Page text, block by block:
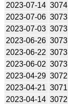
2023-07-14 3074
2023-07-06 3073
2023-07-03 3073
2023-06-26 3073
2023-06-22 3073
2023-06-02 3073
2023-04-29 3072
2023-04-21 3071
2023-04-14 3072